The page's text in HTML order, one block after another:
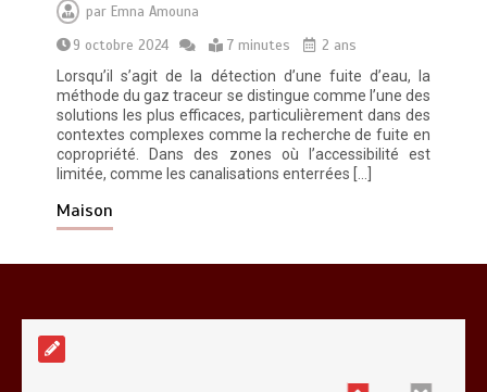
parEmna Amouna
9 octobre 2024
7 minutes
2 ans
Lorsqu’il s’agit de la détection d’une fuite d’eau, la
méthode du gaz traceur se distingue comme l’une des
solutions les plus efficaces, particulièrement dans des
contextes complexes comme la recherche de fuite en
copropriété. Dans des zones où l’accessibilité est
limitée, comme les canalisations enterrées […]
Maison
Alimentation équilibrée : ses bienfaits